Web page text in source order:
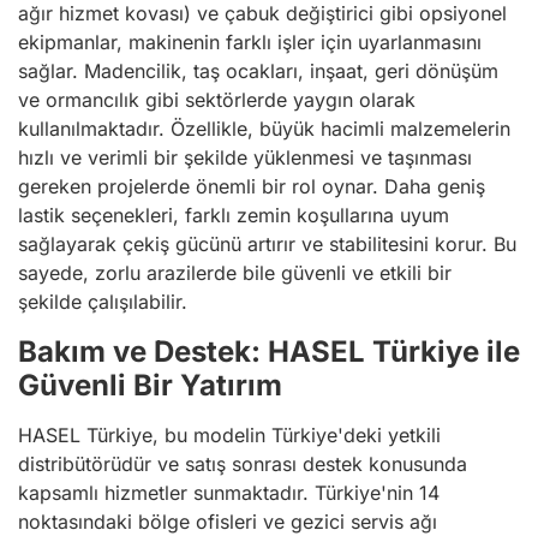
ağır hizmet kovası) ve çabuk değiştirici gibi opsiyonel
ekipmanlar, makinenin farklı işler için uyarlanmasını
sağlar. Madencilik, taş ocakları, inşaat, geri dönüşüm
ve ormancılık gibi sektörlerde yaygın olarak
kullanılmaktadır. Özellikle, büyük hacimli malzemelerin
hızlı ve verimli bir şekilde yüklenmesi ve taşınması
gereken projelerde önemli bir rol oynar. Daha geniş
lastik seçenekleri, farklı zemin koşullarına uyum
sağlayarak çekiş gücünü artırır ve stabilitesini korur. Bu
sayede, zorlu arazilerde bile güvenli ve etkili bir
şekilde çalışılabilir.
Bakım ve Destek: HASEL Türkiye ile
Güvenli Bir Yatırım
HASEL Türkiye, bu modelin Türkiye'deki yetkili
distribütörüdür ve satış sonrası destek konusunda
kapsamlı hizmetler sunmaktadır. Türkiye'nin 14
noktasındaki bölge ofisleri ve gezici servis ağı